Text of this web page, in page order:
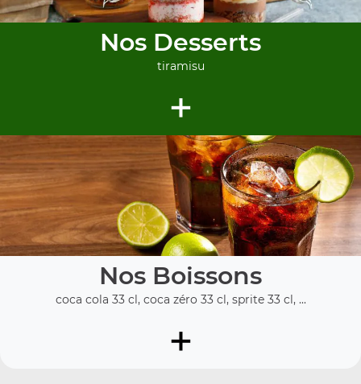
Nos Desserts
tiramisu
+
Nos Boissons
coca cola 33 cl, coca zéro 33 cl, sprite 33 cl, ...
+